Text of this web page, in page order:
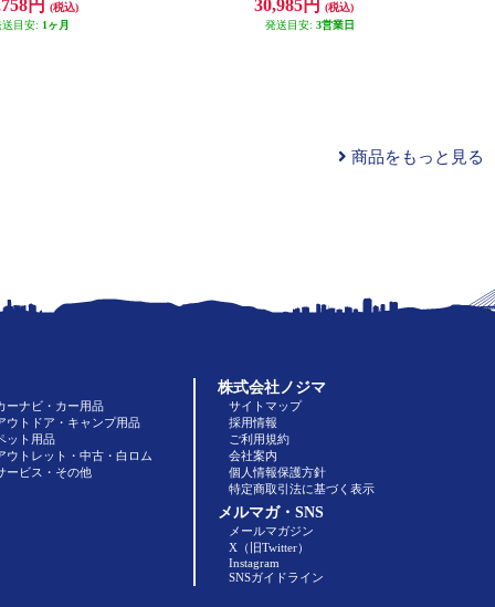
SD/チューナー・AV一
ーナビ] AVIC-RZ722
円
(税込)
送目安: 1ヶ月
30,985円
(税込)
発送目安: 3営業日
商品をもっと見る
ーナビ・カー用品
ウトドア・キャンプ用品
ット用品
ウトレット・中古・白ロム
ービス・その他
株式会社ノジマ
サイトマップ
採用情報
ご利用規約
会社案内
個人情報保護方針
特定商取引法に基づく表示
メルマガ・SNS
メールマガジン
X（旧Twitter）
Instagram
SNSガイドライン